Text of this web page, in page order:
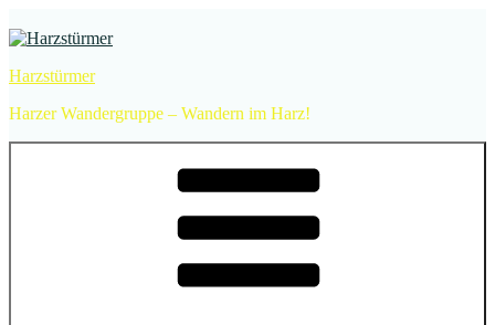
Inhalt
Harzstürmer
Harzer Wandergruppe – Wandern im Harz!